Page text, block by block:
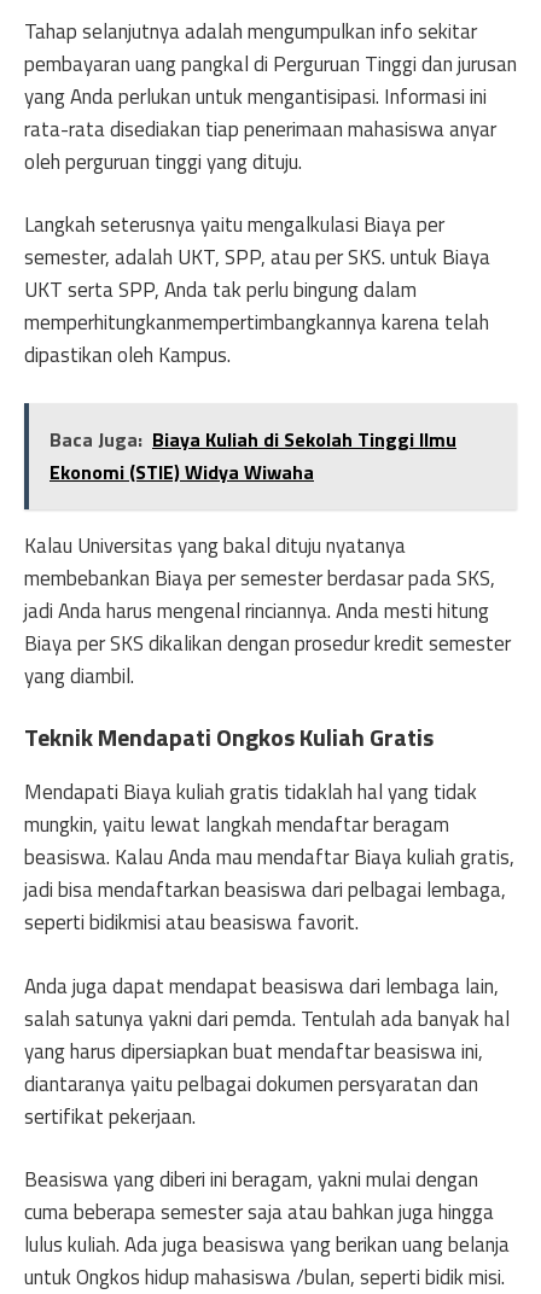
Tahap selanjutnya adalah mengumpulkan info sekitar
pembayaran uang pangkal di Perguruan Tinggi dan jurusan
yang Anda perlukan untuk mengantisipasi. Informasi ini
rata-rata disediakan tiap penerimaan mahasiswa anyar
oleh perguruan tinggi yang dituju.
Langkah seterusnya yaitu mengalkulasi Biaya per
semester, adalah UKT, SPP, atau per SKS. untuk Biaya
UKT serta SPP, Anda tak perlu bingung dalam
memperhitungkanmempertimbangkannya karena telah
dipastikan oleh Kampus.
Baca Juga: Biaya Kuliah di Sekolah Tinggi Ilmu
Ekonomi (STIE) Widya Wiwaha
Kalau Universitas yang bakal dituju nyatanya
membebankan Biaya per semester berdasar pada SKS,
jadi Anda harus mengenal rinciannya. Anda mesti hitung
Biaya per SKS dikalikan dengan prosedur kredit semester
yang diambil.
Teknik Mendapati Ongkos Kuliah Gratis
Mendapati Biaya kuliah gratis tidaklah hal yang tidak
mungkin, yaitu lewat langkah mendaftar beragam
beasiswa. Kalau Anda mau mendaftar Biaya kuliah gratis,
jadi bisa mendaftarkan beasiswa dari pelbagai lembaga,
seperti bidikmisi atau beasiswa favorit.
Anda juga dapat mendapat beasiswa dari lembaga lain,
salah satunya yakni dari pemda. Tentulah ada banyak hal
yang harus dipersiapkan buat mendaftar beasiswa ini,
diantaranya yaitu pelbagai dokumen persyaratan dan
sertifikat pekerjaan.
Beasiswa yang diberi ini beragam, yakni mulai dengan
cuma beberapa semester saja atau bahkan juga hingga
lulus kuliah. Ada juga beasiswa yang berikan uang belanja
untuk Ongkos hidup mahasiswa /bulan, seperti bidik misi.